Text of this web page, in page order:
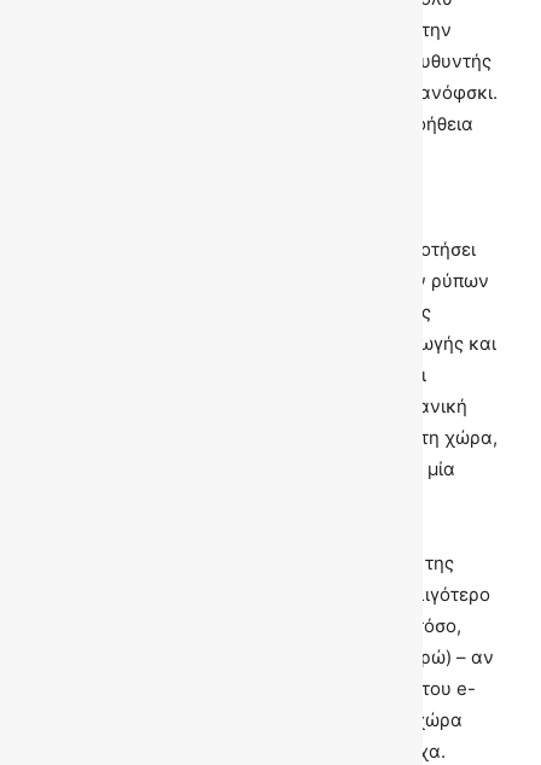
μεγαλύτερες ταχύτητες, αλλά περιορίσαμε την
ταχύτητα στα 120 χλμ. ανά ώρα», είπε ο διευθυντής
της εταιρείας BB Classic Cars Μίλοραντ Κιτανόφσκι.
Η εταιρεία ξεκίνησε τις μετατροπές με τη βοήθεια
Παράλληλα, η κυβέρνηση σκοπεύει να επιδοτήσει
την αγορά οχημάτων χαμηλών ή μηδενικών ρύπων
– αν και το μεγαλύτερο πρόβλημα ρύπανσης
προέρχεται από τις μονάδες ηλεκτροπαραγωγής και
τα πεπαλαιωμένα συστήματα θέρμανσης. Οι
ηλεκτροκινητήρες παράγονται από τη γερμανική
εταιρεία Κessler, που διαθέτει εργοστάσιο στη χώρα,
ενώ η ακτίνα αυτονομίας των οχημάτων με μία
Η φόρτιση διαρκεί τρεις ώρες και το κόστος της
ηλεκτρικής ενέργειας που απαιτείται είναι λιγότερο
από 1 ευρώ. Το κόστος της μετατροπής, ωστόσο,
είναι αρκετά τσουχτερό (περίπου 20.000 ευρώ) – αν
και όχι τόσο όσο η αγορά ενός ηλεκτροκίνητου e-
UP! ή e-Golf της Volkswagen, τα οποία στη χώρα
κοστίζουν 25.000 και 37.000 ευρώ αντίστοιχα.